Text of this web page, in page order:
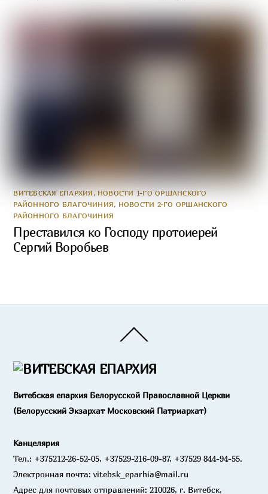
ВИТЕБСКАЯ ЕПАРХИЯ , НОВОСТИ 1-ГО ОРШАНСКОГО
РАЙОННОГО БЛАГОЧИНИЯ, НОВОСТИ 2-ГО ОРШАНСКОГО
РАЙОННОГО БЛАГОЧИНИЯ
Преставился ко Господу протоиерей
Сергий Воробьев
To
Витебская епархия Белорусской Православной Церкви
(Белорусский Экзархат Московский Патриархат)
Канцелярия
Тел.: +375212-26-52-05, +37529-216-09-87, +37529 844-94-55.
Электронная почта: vitebsk_eparhia@mail.ru
Адрес для почтовых отправлений: 210026, г. Витебск,